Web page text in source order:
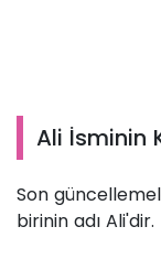
Ali İsminin
Son
birinin adı Ali'dir.